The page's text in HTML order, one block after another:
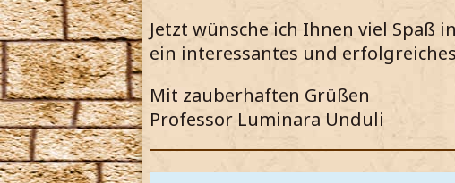
Jetzt wünsche ich Ihnen viel Spaß
ein interessantes und
Mit zauberhaften Grüßen
Professor Luminara Unduli